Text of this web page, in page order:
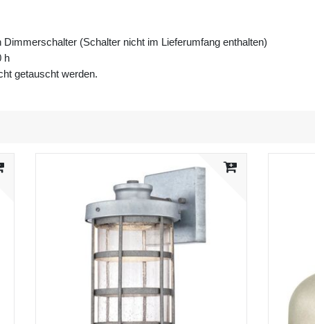
(Schalter nicht im Lieferumfang enthalten)
h
getauscht werden.